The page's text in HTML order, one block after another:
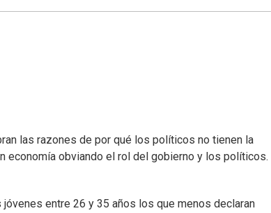
las razones de por qué los políticos no tienen la
economía obviando el rol del gobierno y los políticos.
jóvenes entre 26 y 35 años los que menos declaran